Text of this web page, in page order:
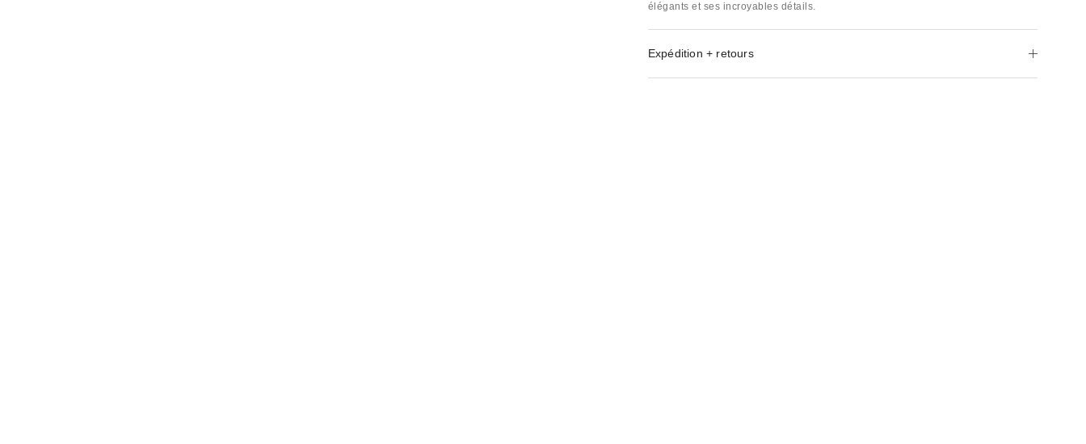
élégants et ses incroyables détails.
Expédition + retours